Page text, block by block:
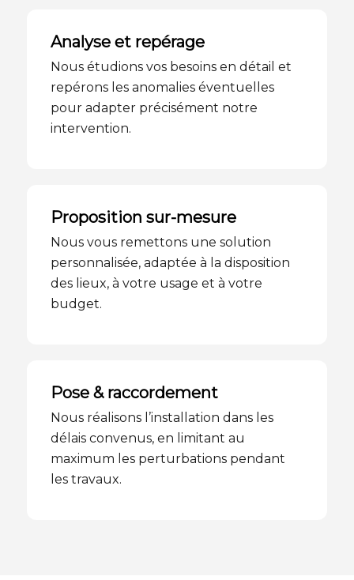
Analyse et repérage
Nous étudions vos besoins en détail et
repérons les anomalies éventuelles
pour adapter précisément notre
intervention.
Proposition sur-mesure
Nous vous remettons une solution
personnalisée, adaptée à la disposition
des lieux, à votre usage et à votre
budget.
Pose & raccordement
Nous réalisons l’installation dans les
délais convenus, en limitant au
maximum les perturbations pendant
les travaux.